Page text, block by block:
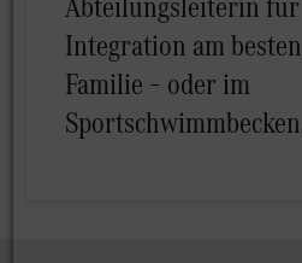
Integration am
Familie – oder im